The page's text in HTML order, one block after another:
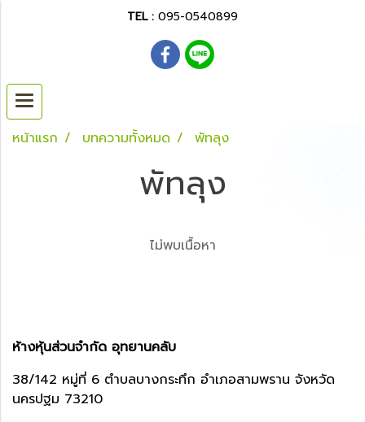
TEL : 095-0540899
หน้าแรก บทความทั้งหมด พัทลุง
พัทลุง
ไม่พบเนื้อหา
ห้างหุ้นส่วนจำกัด อุทยานคลับ
38/142 หมู่ที่ 6 ตำบลบางกระทึก อำเภอสามพราน จังหวัด
นครปฐม 73210